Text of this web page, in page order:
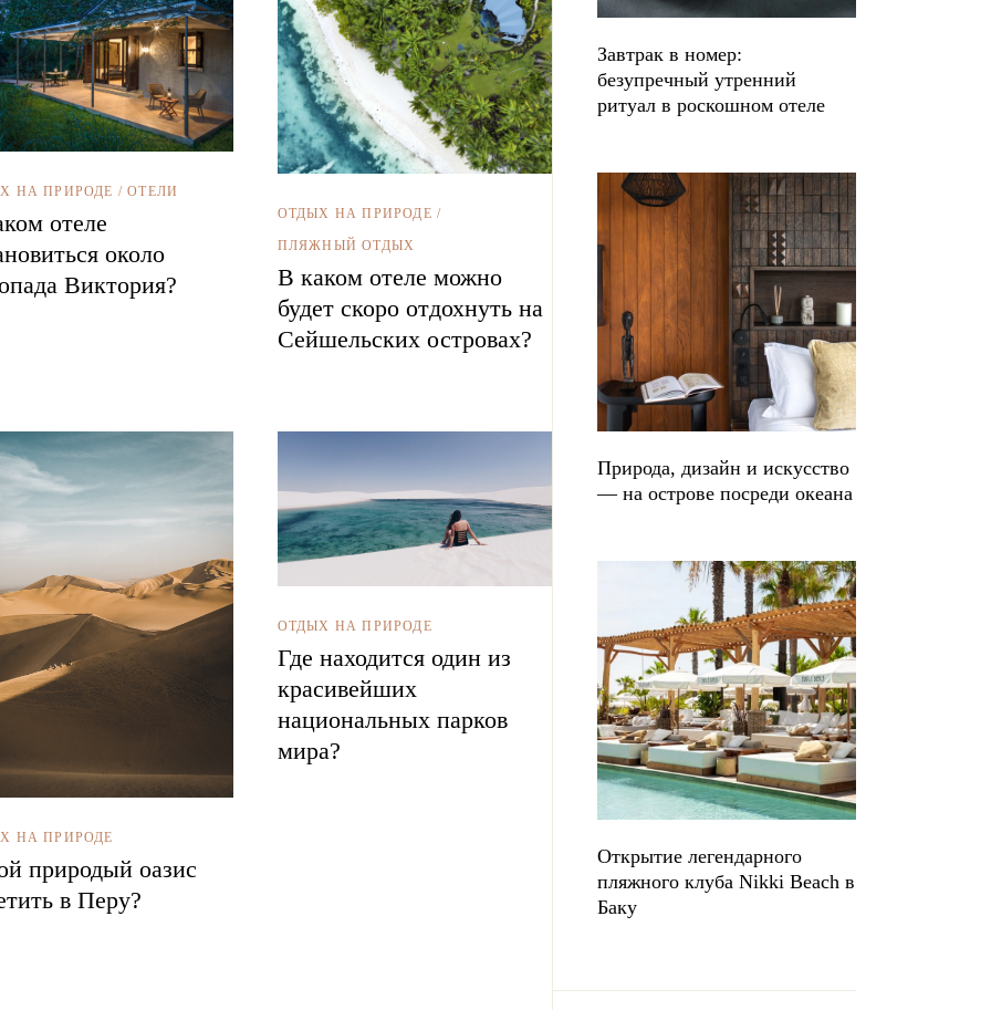
НА ПРИРОДЕ /ОТЕЛИ
отеле
около
Виктория?
ОТДЫХ НА ПРИРОДЕ /
ПЛЯЖНЫЙ ОТДЫХ
В каком отеле можно
будет скоро отдохнуть на
Сейшельских островах?
НА ПРИРОДЕ
природый оазис
в Перу?
ОТДЫХ НА ПРИРОДЕ
Где находится один из
красивейших
национальных парков
мира?
Завтрак в номер:
безупречный утренний
ритуал в роскошном отеле
Природа, дизайн и искусство
— на острове посреди океана
Открытие легендарного
пляжного клуба Nikki Beach в
Баку